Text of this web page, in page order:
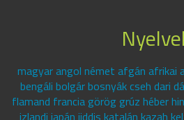
magyar angol német afgán afrikai
bengáli bolgár bosnyák cseh dari
flamand francia görög grúz héber
izlandi japán jiddis katalán kazah